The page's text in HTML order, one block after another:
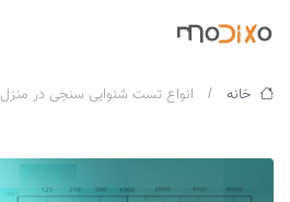
خانه انواع تست شنوایی سنجی در منزل